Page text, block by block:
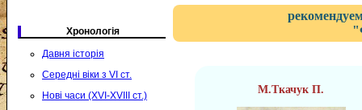
Хронологія
Давня історія
Середні віки з VI ст.
Нові часи (XVI-XVIII ст.)
М.Ткачук П.